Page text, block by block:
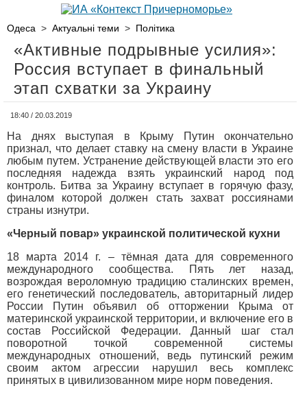
Одеса > Актуальні теми > Політика
«Активные подрывные усилия»:
Россия вступает в финальный
этап схватки за Украину
18:40 / 20.03.2019
На днях выступая в Крыму Путин окончательно
признал, что делает ставку на смену власти в Украине
любым путем. Устранение действующей власти это его
последняя надежда взять украинский народ под
контроль. Битва за Украину вступает в горячую фазу,
финалом которой должен стать захват россиянами
страны изнутри.
«Черный повар» украинской политической кухни
18 марта 2014 г. – тёмная дата для современного
международного сообщества. Пять лет назад,
возрождая вероломную традицию сталинских времен,
его генетический последователь, авторитарный лидер
России Путин объявил об отторжении Крыма от
материнской украинской территории, и включение его в
состав Российской Федерации. Данный шаг стал
поворотной точкой современной системы
международных отношений, ведь путинский режим
своим актом агрессии нарушил весь комплекс
принятых в цивилизованном мире норм поведения.